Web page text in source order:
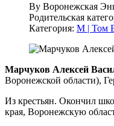
By Воронежская
Родительская
Категория: М | Том
Марчуков Алексей
Воронежской области),
Из крестьян. Окончил
края, Воронежскую